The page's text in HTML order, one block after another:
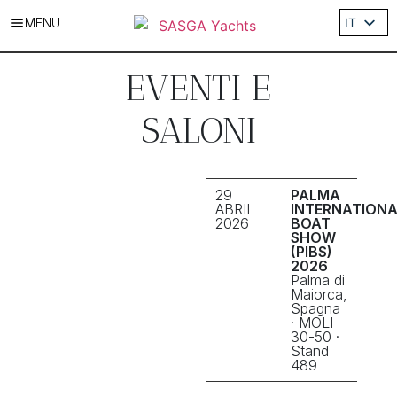
MENU
IT
ES
EVENTI E
SALONI
29
ABRIL
2026
PALMA
BOAT
SHOW
(PIBS)
2026
Palma di
Maiorca,
Spagna
· MOLI
30-50 ·
Stand
489